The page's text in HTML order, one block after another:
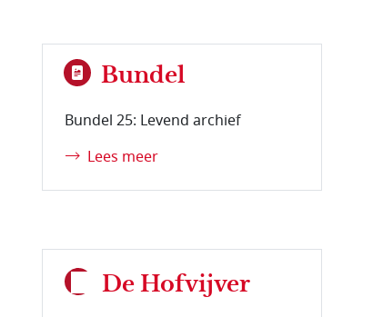
Bundel
Bundel 25: Levend archief
Lees meer
De Hofvijver